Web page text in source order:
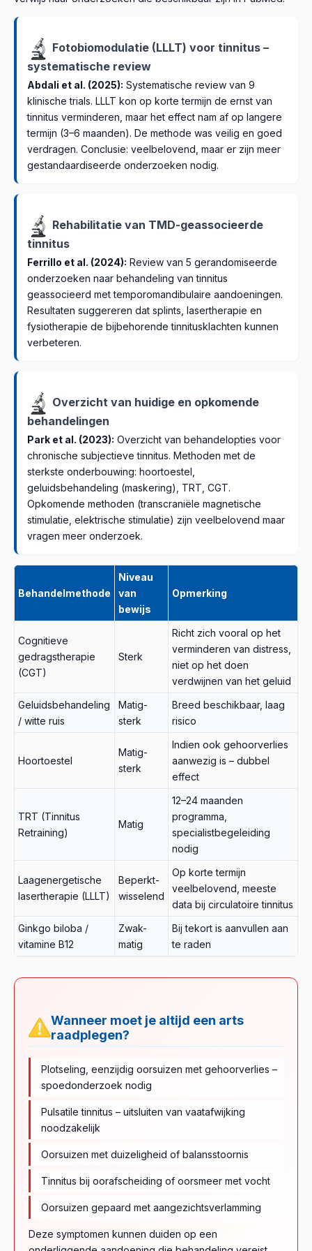
hebben tegen gehoorbeschadiging door lawaai. Een
overwogen worden.
Vermijden:Cafeïne, alcohol en teveel zout kunnen bij
weken te laten staan en observeer of er verbetering
voorkomen is veel makkelijker dan behandelen!
positieve cirkel ontstaat.
Fotobiomodulatie (LLLT) voor tinnitus –
systematische review
Abdali et al. (2025): Systematische review van 9
klinische trials. LLLT kon op korte termijn de ernst van
tinnitus verminderen, maar het effect nam af op langere
termijn (3–6 maanden). De methode was veilig en goed
verdragen. Conclusie: veelbelovend, maar er zijn meer
gestandaardiseerde onderzoeken nodig.
Rehabilitatie van TMD-geassocieerde
tinnitus
Ferrillo et al. (2024): Review van 5 gerandomiseerde
onderzoeken naar behandeling van tinnitus
geassocieerd met temporomandibulaire aandoeningen.
Resultaten suggereren dat splints, lasertherapie en
fysiotherapie de bijbehorende tinnitusklachten kunnen
verbeteren.
Overzicht van huidige en opkomende
behandelingen
Park et al. (2023): Overzicht van behandelopties voor
chronische subjectieve tinnitus. Methoden met de
sterkste onderbouwing: hoortoestel,
geluidsbehandeling (maskering), TRT, CGT.
Opkomende methoden (transcraniële magnetische
stimulatie, elektrische stimulatie) zijn veelbelovend maar
vragen meer onderzoek.
Behandelmethode
Niveau
van
bewijs
Opmerking
Cognitieve
gedragstherapie
(CGT)
Sterk
Richt zich vooral op het
verminderen van distress,
niet op het doen
verdwijnen van het geluid
Geluidsbehandeling
/ witte ruis
Matig-
sterk
Breed beschikbaar, laag
risico
Hoortoestel
Matig-
sterk
Indien ook gehoorverlies
aanwezig is – dubbel
effect
TRT (Tinnitus
Retraining)
Matig
12–24 maanden
programma,
specialistbegeleiding
nodig
Laagenergetische
lasertherapie (LLLT)
Beperkt-
wisselend
Op korte termijn
veelbelovend, meeste
data bij circulatoire tinnitus
Ginkgo biloba /
vitamine B12
Zwak-
matig
Bij tekort is aanvullen aan
te raden
Wanneer moet je altijd een arts
raadplegen?
Plotseling, eenzijdig oorsuizen met gehoorverlies –
spoedonderzoek nodig
Pulsatile tinnitus – uitsluiten van vaatafwijking
noodzakelijk
Oorsuizen met duizeligheid of balansstoornis
Tinnitus bij oorafscheiding of oorsmeer met vocht
Oorsuizen gepaard met aangezichtsverlamming
Deze symptomen kunnen duiden op een